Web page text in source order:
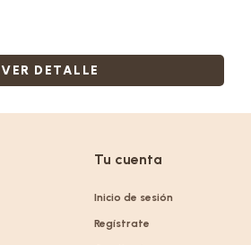
VER DETALLE
Tu cuenta
Inicio de sesión
Regístrate